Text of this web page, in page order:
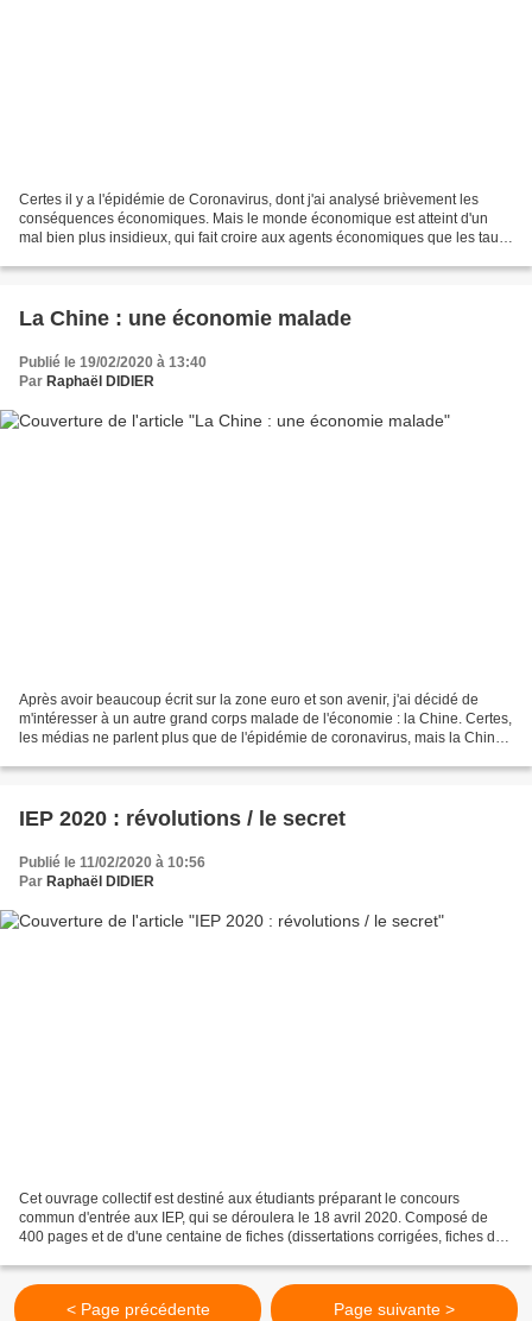
Certes il y a l'épidémie de Coronavirus, dont j'ai analysé brièvement les
conséquences économiques. Mais le monde économique est atteint d'un
mal bien plus insidieux, qui fait croire aux agents économiques que les taux
La Chine : une économie malade
Publié le 19/02/2020 à 13:40
Par Raphaël DIDIER
Après avoir beaucoup écrit sur la zone euro et son avenir, j'ai décidé de
m'intéresser à un autre grand corps malade de l'économie : la Chine. Certes,
les médias ne parlent plus que de l'épidémie de coronavirus, mais la Chine
IEP 2020 : révolutions / le secret
Publié le 11/02/2020 à 10:56
Par Raphaël DIDIER
Cet ouvrage collectif est destiné aux étudiants préparant le concours
commun d'entrée aux IEP, qui se déroulera le 18 avril 2020. Composé de
400 pages et de d'une centaine de fiches (dissertations corrigées, fiches de
< Page précédente Page suivante >